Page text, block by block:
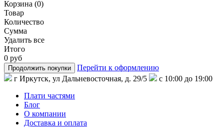
Корзина (0)
Товар
Количество
Сумма
Удалить все
Итого
0 руб
Продолжить покупки
Перейти к оформлению
г Иркутск, ул Дальневосточная, д. 29/5
с 10:00 до 19:00
Плати частями
Блог
О компании
Доставка и оплата